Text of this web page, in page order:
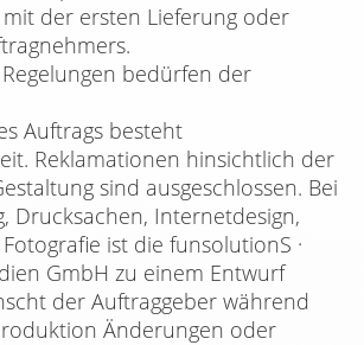
der ersten Lieferung oder
bedürfen der
Auftrags besteht
Reklamationen hinsichtlich der
sind ausgeschlossen. Bei
Drucksachen, Internetdesign,
ist die funsolutionS ·
GmbH zu einem Entwurf
der Auftraggeber während
Änderungen oder